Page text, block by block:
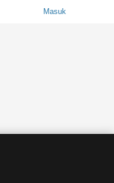
Masuk